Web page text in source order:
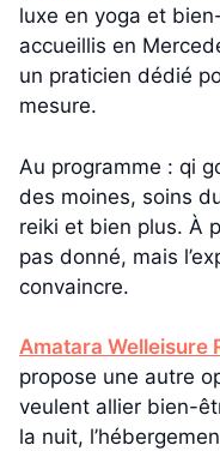
luxe en yoga et
accueillis en
un praticien dédié
mesure.
Au programme : qi
des moines, soins
reiki et bien plus. À
pas donné, mais
convaincre.
Amatara Welleisure
propose une autre
veulent allier bien-
la nuit,